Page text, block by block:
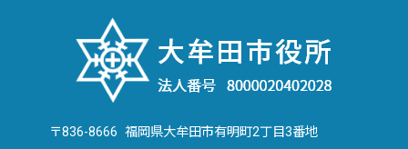
〒836-8666 福岡県大牟田市有明町2丁目3番地